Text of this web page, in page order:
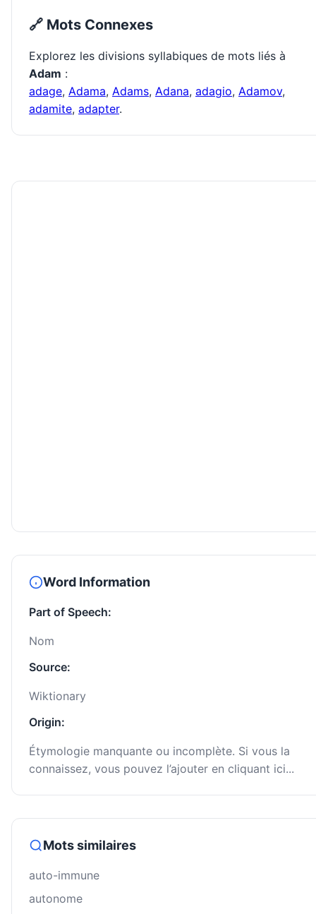
🔗 Mots Connexes
Explorez les divisions syllabiques de mots liés à
Adam :
adage, Adama, Adams, Adana, adagio, Adamov,
adamite, adapter.
Word Information
Part of Speech:
Nom
Source:
Wiktionary
Origin:
Étymologie manquante ou incomplète. Si vous la
connaissez, vous pouvez l’ajouter en cliquant ici...
Mots similaires
auto-immune
autonome